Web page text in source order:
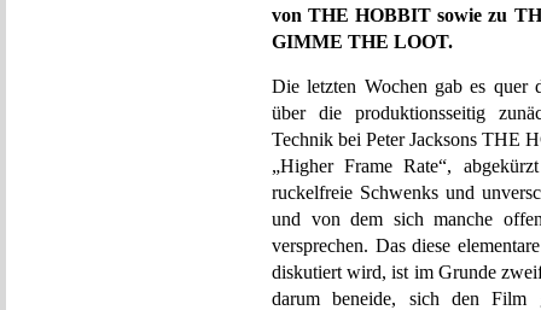
von THE HOBBIT sowie zu
GIMME THE LOOT.
Die letzten Wochen gab es quer
über die produktionsseitig
Technik bei Peter Jacksons THE
„Higher Frame Rate“,
ruckelfreie Schwenks und
und von dem sich manche
versprechen. Das diese
diskutiert wird, ist im Grunde
darum beneide, sich den Film